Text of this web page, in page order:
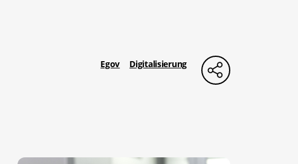
Egov Digitalisierung